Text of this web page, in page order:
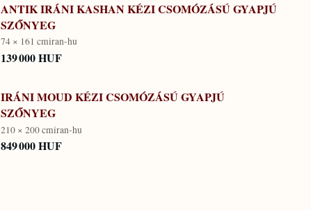
ANTIK IRÁNI KASHAN KÉZI CSOMÓZÁSÚ GYAPJÚ
SZŐNYEG
74 × 161 cmiran-hu
139 000 HUF
IRÁNI MOUD KÉZI CSOMÓZÁSÚ GYAPJÚ
SZŐNYEG
210 × 200 cmiran-hu
849 000 HUF